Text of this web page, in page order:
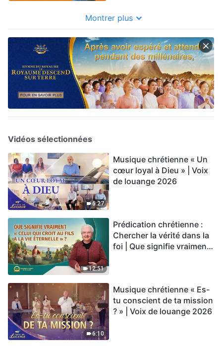
Montrer plus
Vidéos sélectionnées
6:27
Musique chrétienne « Un
cœur loyal à Dieu » | Voix
de louange 2026
12:51
Prédication chrétienne :
Chercher la vérité dans la
foi | Que signifie vraiment
6:10
Musique chrétienne « Es-
tu conscient de ta mission
? » | Voix de louange 2026